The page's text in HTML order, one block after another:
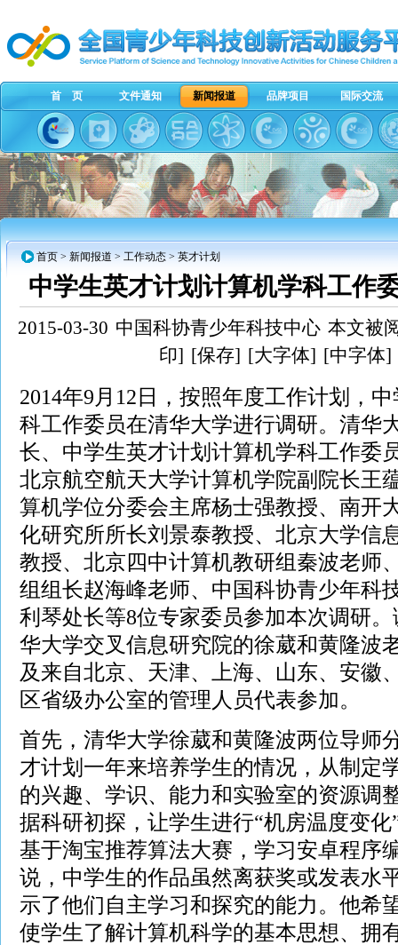
首 页 文件通知 新闻报道 品牌项目 国际交流
首页 > 新闻报道 > 工作动态 > 英才计划
中学生英才计划计算机学科工作
2015-03-30 中国科协青少年科技中心 本文被
印] [保存] [大字体] [中字体]
2014年9月12日，按照年度工作计划，
科工作委员在清华大学进行调研。清华
长、中学生英才计划计算机学科工作委
北京航空航天大学计算机学院副院长王
算机学位分委会主席杨士强教授、南开
化研究所所长刘景泰教授、北京大学信
教授、北京四中计算机教研组秦波老师
组组长赵海峰老师、中国科协青少年科
利琴处长等8位专家委员参加本次调研
华大学交叉信息研究院的徐葳和黄隆波
及来自北京、天津、上海、山东、安徽
区省级办公室的管理人员代表参加。
首先，清华大学徐葳和黄隆波两位导师
才计划一年来培养学生的情况，从制定
的兴趣、学识、能力和实验室的资源调
据科研初探，让学生进行“机房温度变
基于淘宝推荐算法大赛，学习安卓程序
说，中学生的作品虽然离获奖或发表水
示了他们自主学习和探究的能力。他希
使学生了解计算机科学的基本思想、拥